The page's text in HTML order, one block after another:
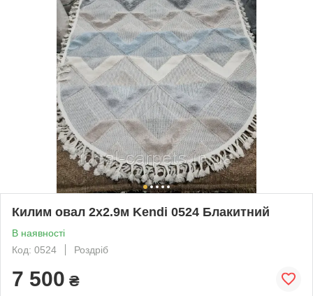
Килим овал 2х2.9м Kendi 0524 Блакитний
В наявності
Код: 0524
Роздріб
7 500 ₴